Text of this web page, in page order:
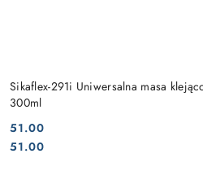
Sikaflex-291i Uniwersalna masa
300ml
Cena:
51.00
Cena:
51.00